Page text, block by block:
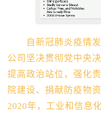
自新冠肺炎疫情
公司坚决贯彻党中央
提高政治站位，强化
院建设、捐献防疫物
2020年，工业和信息